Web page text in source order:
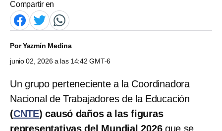
Compartir en
PorYazmín Medina
junio 02, 2026 a las 14:42 GMT-6
Un grupo perteneciente a la Coordinadora
Nacional de Trabajadores de la Educación
(CNTE) causó daños a las figuras
representativas del Mundial 2026que se